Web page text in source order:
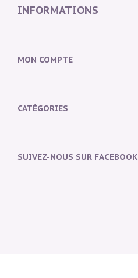
INFORMATIONS
MON COMPTE
CATÉGORIES
SUIVEZ-NOUS SUR FACEBOOK